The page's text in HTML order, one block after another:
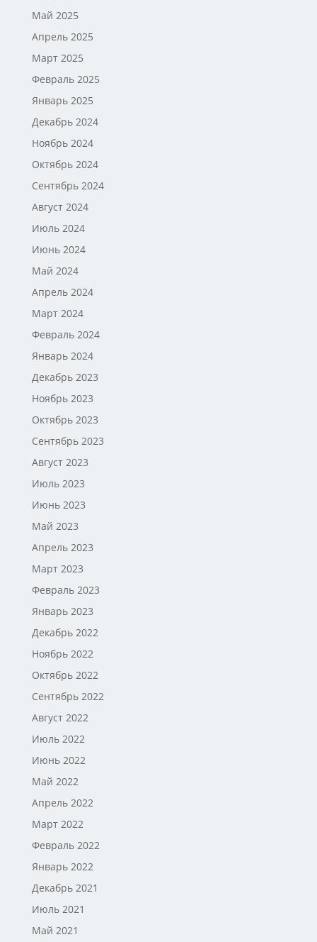
Май 2025
Апрель 2025
Март 2025
Февраль 2025
Январь 2025
Декабрь 2024
Ноябрь 2024
Октябрь 2024
Сентябрь 2024
Август 2024
Июль 2024
Июнь 2024
Май 2024
Апрель 2024
Март 2024
Февраль 2024
Январь 2024
Декабрь 2023
Ноябрь 2023
Октябрь 2023
Сентябрь 2023
Август 2023
Июль 2023
Июнь 2023
Май 2023
Апрель 2023
Март 2023
Февраль 2023
Январь 2023
Декабрь 2022
Ноябрь 2022
Октябрь 2022
Сентябрь 2022
Август 2022
Июль 2022
Июнь 2022
Май 2022
Апрель 2022
Март 2022
Февраль 2022
Январь 2022
Декабрь 2021
Июль 2021
Май 2021